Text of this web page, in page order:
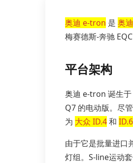
奥迪 e-tron 是 奥迪
梅赛德斯-奔驰 EQC
平台架构
奥迪 e-tron 诞生于
Q7 的电动版。尽
为 大众 ID.4和 ID.6
由于它是批量进口
灯组。S-line运动